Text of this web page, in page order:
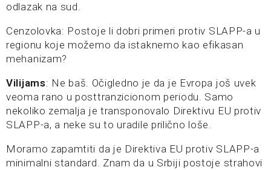
odlazak na sud.
Cenzolovka: Postoje li dobri primeri protiv SLAPP-a u
regionu koje možemo da istaknemo kao efikasan
mehanizam?
Vilijams: Ne baš. Očigledno je da je Evropa još uvek
veoma rano u posttranzicionom periodu. Samo
nekoliko zemalja je transponovalo Direktivu EU protiv
SLAPP-a, a neke su to uradile prilično loše.
Moramo zapamtiti da je Direktiva EU protiv SLAPP-a
minimalni standard. Znam da u Srbiji postoje strahovi